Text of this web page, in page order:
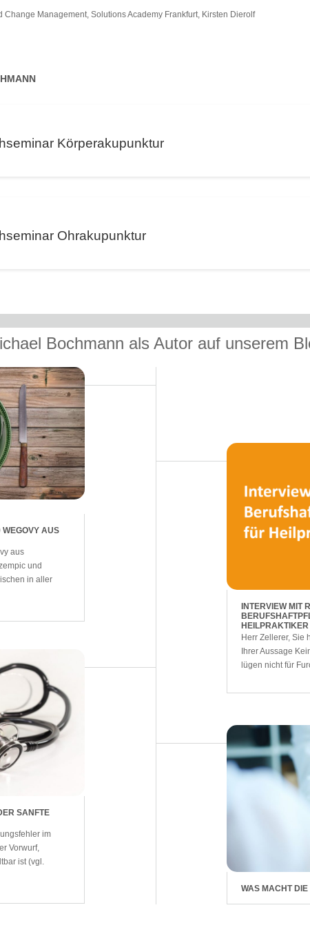
Management, Solutions Academy Frankfurt, Kirsten Dierolf
Körperakupunktur
Ohrakupunktur
Bochmann als Autor auf unserem
WEGOVY AUS
aus
und
in aller
INTERVIEW MIT
HEILPRAKTIKER
Herr Zellerer, Sie
Ihrer Aussage
lügen nicht für
SANFTE
im
Vorwurf,
ist (vgl.
WAS MACHT